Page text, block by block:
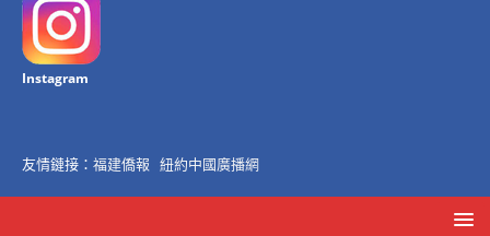
Instagram
友情鏈接： 福建僑報 紐約中國廣播網